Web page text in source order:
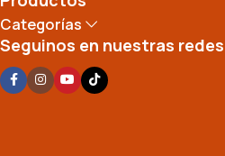
Categorías
Seguinos en nuestras